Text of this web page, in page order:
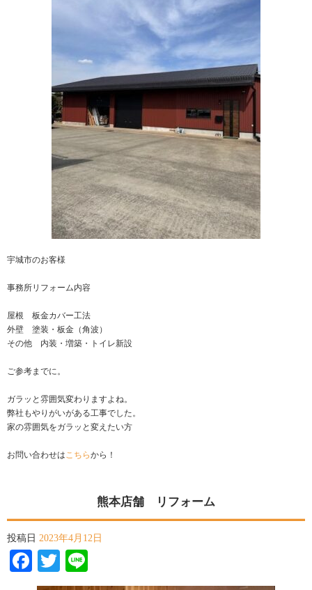
宇城市のお客様
事務所リフォーム内容
屋根 板金カバー工法
外壁 塗装・板金（角波）
その他 内装・増築・トイレ新設
ご参考までに。
ガラッと雰囲気変わりますよね。
弊社もやりがいがある工事でした。
家の雰囲気をガラッと変えたい方
お問い合わせはこちらから！
熊本店舗 リフォーム
投稿日 2023年4月12日
Facebook
Twitter